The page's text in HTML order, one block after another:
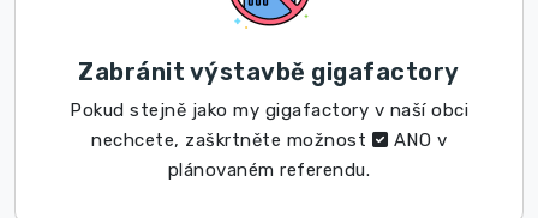
Zabránit výstavbě gigafactory
Pokud stejně jako my gigafactory v naší obci
nechcete, zaškrtněte možnost
ANO v
plánovaném referendu.